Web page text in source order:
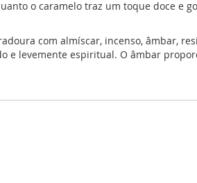
o caramelo traz um toque doce e
com almíscar, incenso, âmbar,
levemente espiritual. O âmbar